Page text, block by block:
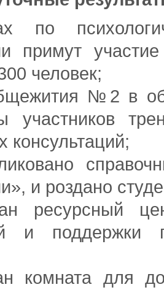
по
примут
человек;
№2 в
участников
консультаций;
и роздано
ресурсный
и поддержки
комната для